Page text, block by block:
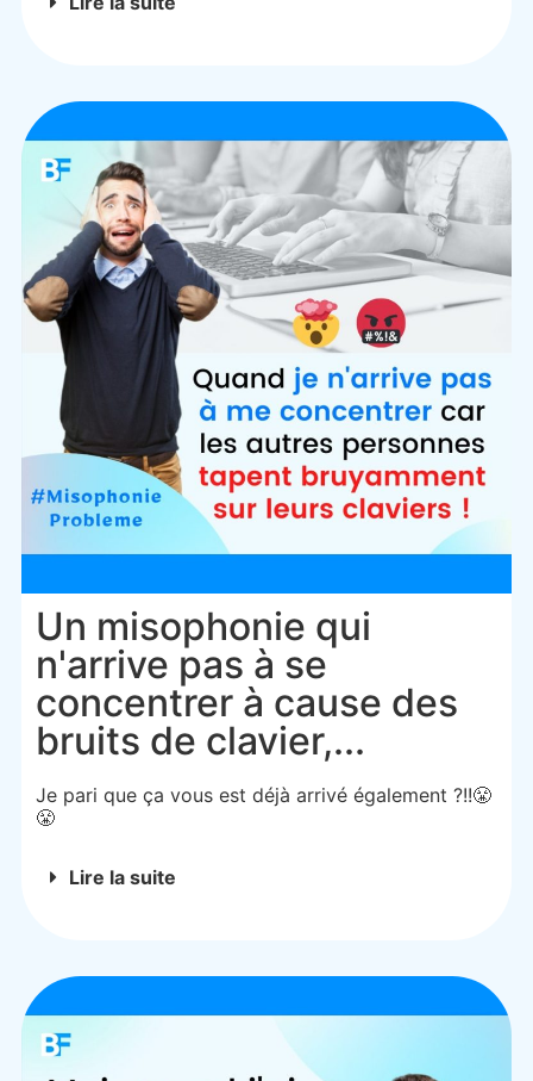
Un misophonie qui
n'arrive pas à se
concentrer à cause des
bruits de clavier,...
Je pari que ça vous est déjà arrivé également ?!!😤
😤
Lire la suite